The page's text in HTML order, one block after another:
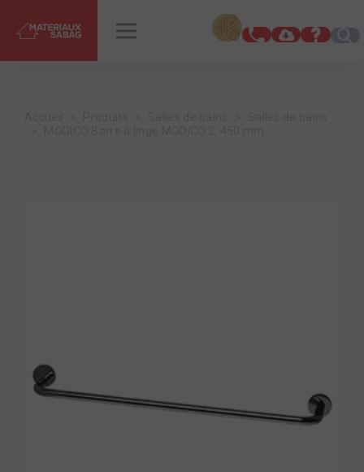
INSPIRATIONS RENDEZ-VOUS